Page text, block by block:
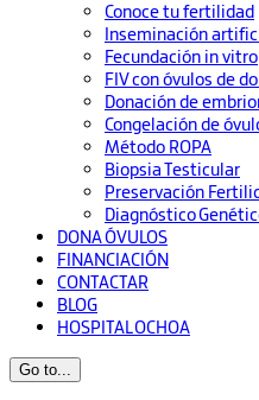
Conoce tu fertilidad
Inseminación
Fecundación in vitro
FIV con óvulos de
Donación de
Congelación de
Método ROPA
Biopsia Testicular
Preservación
Diagnóstico
DONA ÓVULOS
FINANCIACIÓN
CONTACTAR
BLOG
HOSPITAL OCHOA
Go to...